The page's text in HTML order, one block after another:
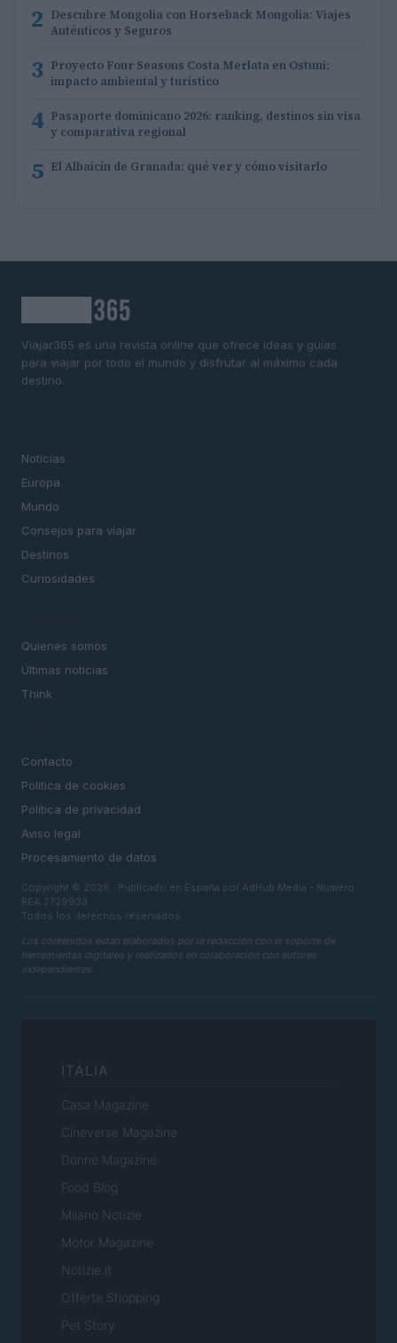
2 Descubre Mongolia con Horseback Mongolia: Viajes
Auténticos y Seguros
3 Proyecto Four Seasons Costa Merlata en Ostuni:
impacto ambiental y turístico
4 Pasaporte dominicano 2026: ranking, destinos sin visa
y comparativa regional
5 El Albaicín de Granada: qué ver y cómo visitarlo
Viajar365 es una revista online que ofrece ideas y guías
para viajar por todo el mundo y disfrutar al máximo cada
destino.
Noticias
Europa
Mundo
Consejos para viajar
Destinos
Curiosidades
Quienes somos
Últimas noticias
Think
Contacto
Politica de cookies
Política de privacidad
Aviso legal
Procesamiento de datos
Copyright © 2026 · Publicado en España por AdHub Media - Numero
REA 2729933
Todos los derechos reservados
Los contenidos están elaborados por la redacción con el soporte de
herramientas digitales y realizados en colaboración con autores
independientes.
ITALIA
Casa Magazine
Cineverse Magazine
Donne Magazine
Food Blog
Milano Notizie
Motor Magazine
Notizie.it
Offerte Shopping
Pet Story